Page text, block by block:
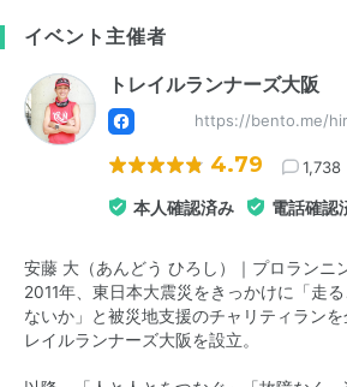
イベント主催者
トレイルランナーズ大阪
https://bento.me/
4.79 1,738
本人確認済み 電話確認
安藤 大（あんどう ひろし）｜プロランニ
2011年、東日本大震災をきっかけに「走
ないか」と被災地支援のチャリティラン
レイルランナーズ大阪を設立。